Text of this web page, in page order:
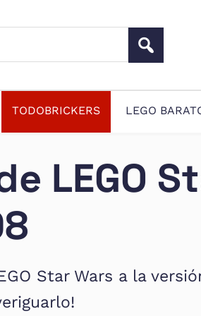
TODOBRICKERS LEGO
LEGO
Star Wars a la